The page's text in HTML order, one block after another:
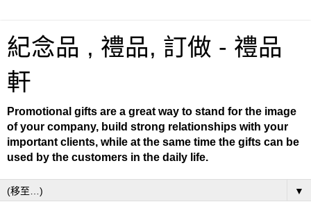
紀念品 , 禮品, 訂做 - 禮品
軒
Promotional gifts are a great way to stand for the image
of your company, build strong relationships with your
important clients, while at the same time the gifts can be
used by the customers in the daily life.
▼